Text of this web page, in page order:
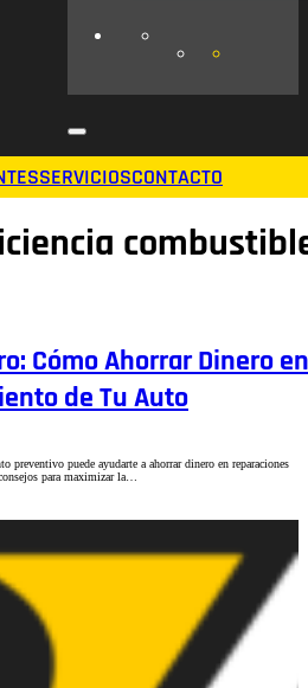
SERVICIOSCONTACTO
Cómo Ahorrar Dinero en
de Tu Auto
preventivo puede ayudarte a ahorrar dinero en reparaciones
para maximizar la…